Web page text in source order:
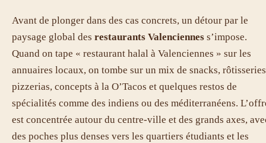
Avant de plonger dans des cas concrets, un détour par le
paysage global des restaurants Valenciennes s’impose.
Quand on tape « restaurant halal à Valenciennes » sur les
annuaires locaux, on tombe sur un mix de snacks,
pizzerias, concepts à la O’Tacos et quelques restos de
spécialités comme des indiens ou des méditerranéens.
est concentrée autour du centre-ville et des grands axes,
des poches plus denses vers les quartiers étudiants et les